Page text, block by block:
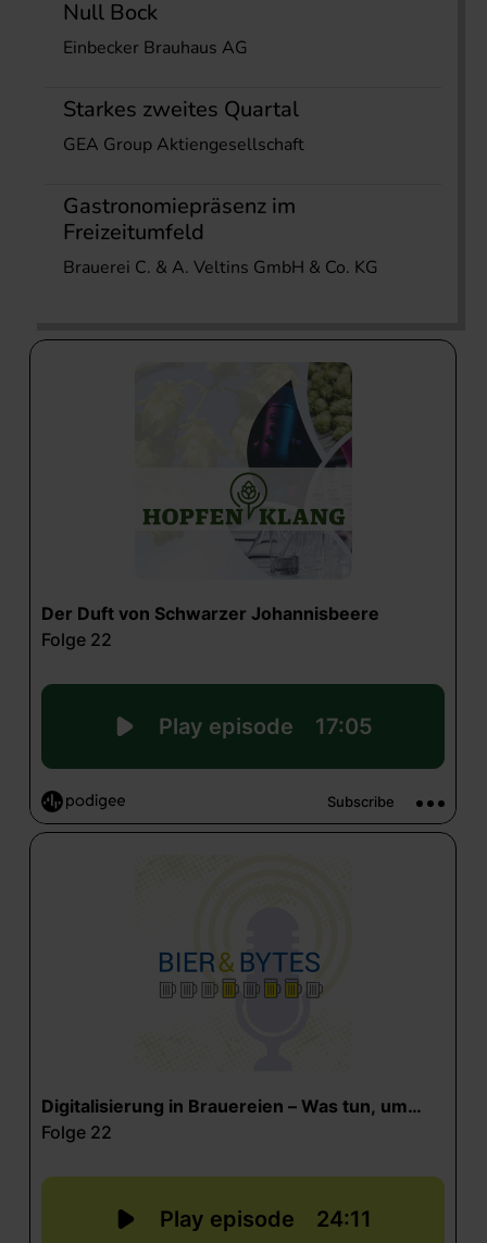
Null Bock
Einbecker Brauhaus AG
Starkes zweites Quartal
GEA Group Aktiengesellschaft
Gastronomiepräsenz im
Freizeitumfeld
Brauerei C. & A. Veltins GmbH & Co. KG